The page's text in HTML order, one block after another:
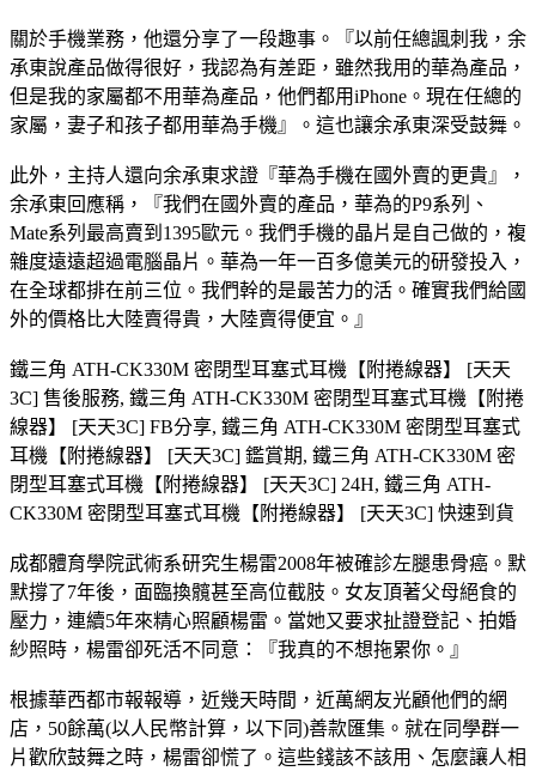
關於手機業務，他還分享了一段趣事。『以前任總諷刺我，余
承東說產品做得很好，我認為有差距，雖然我用的華為產品，
但是我的家屬都不用華為產品，他們都用iPhone。現在任總的
家屬，妻子和孩子都用華為手機』。這也讓余承東深受鼓舞。
此外，主持人還向余承東求證『華為手機在國外賣的更貴』，
余承東回應稱，『我們在國外賣的產品，華為的P9系列、
Mate系列最高賣到1395歐元。我們手機的晶片是自己做的，複
雜度遠遠超過電腦晶片。華為一年一百多億美元的研發投入，
在全球都排在前三位。我們幹的是最苦力的活。確實我們給國
外的價格比大陸賣得貴，大陸賣得便宜。』
鐵三角 ATH-CK330M 密閉型耳塞式耳機【附捲線器】 [天天
3C] 售後服務, 鐵三角 ATH-CK330M 密閉型耳塞式耳機【附捲
線器】 [天天3C] FB分享, 鐵三角 ATH-CK330M 密閉型耳塞式
耳機【附捲線器】 [天天3C] 鑑賞期, 鐵三角 ATH-CK330M 密
閉型耳塞式耳機【附捲線器】 [天天3C] 24H, 鐵三角 ATH-
CK330M 密閉型耳塞式耳機【附捲線器】 [天天3C] 快速到貨
成都體育學院武術系研究生楊雷2008年被確診左腿患骨癌。默
默撐了7年後，面臨換髖甚至高位截肢。女友頂著父母絕食的
壓力，連續5年來精心照顧楊雷。當她又要求扯證登記、拍婚
紗照時，楊雷卻死活不同意：『我真的不想拖累你。』
根據華西都市報報導，近幾天時間，近萬網友光顧他們的網
店，50餘萬(以人民幣計算，以下同)善款匯集。就在同學群一
片歡欣鼓舞之時，楊雷卻慌了。這些錢該不該用、怎麼讓人相